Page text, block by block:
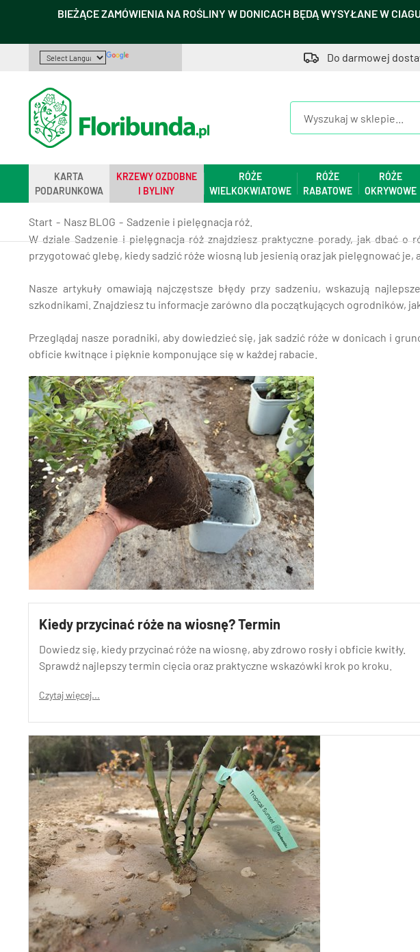
BIEŻĄCE ZAMÓWIENIA NA ROŚLINY W DONICACH BĘDĄ WYSYŁANE W
Do darmowej
KARTA
PODARUNKOWA
KRZEWY OZDOBNE
I BYLINY
RÓŻE
WIELKOKWIATOWE
RÓŻE
RABATOWE
RÓŻE
OKRYWOWE
Start Nasz BLOG
Sadzenie i pielęgnacja róż.
W dziale Sadzenie i pielęgnacja róż znajdziesz praktyczne porady, jak dbać
przygotować glebę, kiedy sadzić róże wiosną lub jesienią oraz jak pielęgnować je,
Nasze artykuły omawiają najczęstsze błędy przy sadzeniu, wskazują
szkodnikami. Znajdziesz tu informacje zarówno dla początkujących ogrodników,
Przeglądaj nasze poradniki, aby dowiedzieć się, jak sadzić róże w donicach i
obficie kwitnące i pięknie komponujące się w każdej rabacie.
Kiedy przycinać róże na wiosnę? Termin
Dowiedz się, kiedy przycinać róże na wiosnę, aby zdrowo rosły i obficie kwitły.
Sprawdź najlepszy termin cięcia oraz praktyczne wskazówki krok po kroku.
Czytaj więcej...